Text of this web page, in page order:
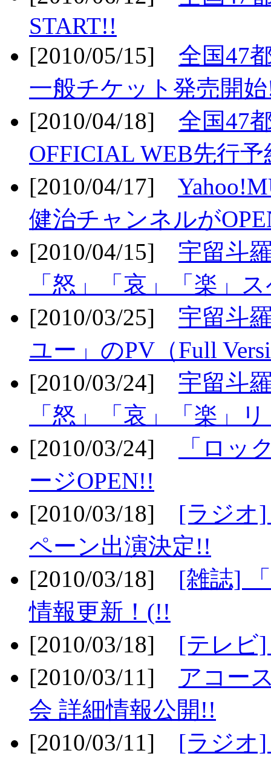
START!!
[2010/05/15] 全国47
一般チケット発売開
[2010/04/18] 全国47
OFFICIAL WEB先行
[2010/04/17]
健治チャンネルが
[2010/04/15] 宇留斗
「怒」「哀」「楽」
[2010/03/25] 宇留斗
ユー」のPV（Full
[2010/03/24] 宇留斗
「怒」「哀」「楽」
[2010/03/24]
「ロッ
ージOPEN!!
[2010/03/18] [ラジオ
ペーン出演決定!!
[2010/03/18] [雑誌]
情報更新！(!!
[2010/03/18] [テレビ
[2010/03/11] アコー
会 詳細情報公開!!
[2010/03/11] [ラジオ